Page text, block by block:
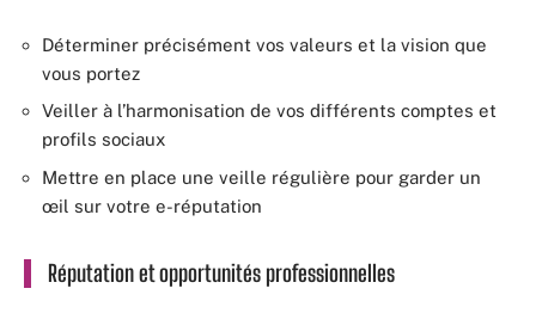
Déterminer précisément vos valeurs et la vision que
vous portez
Veiller à l’harmonisation de vos différents comptes et
profils sociaux
Mettre en place une veille régulière pour garder un
œil sur votre e-réputation
Réputation et opportunités professionnelles